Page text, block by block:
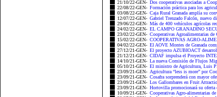
21/10/22-GEN- Dos cooperativas asociadas a
22/08/22-GEN- Formación práctica para los
03/08/22-GEN- Caja Rural Granada amplía su
12/07/22-GEN- Gabriel Trenzado Falcón, nuevo
29/06/22-GEN- Más de 400 vehículos agrícolas
24/02/22-GEN- EL CAMPO GRANADINO
23/02/22-GEN- Cooperativas Agroalimentarias de
15/02/22-GEN- COOPERATIVAS AGRO-
04/02/22-GEN- El AOVE Montes de Granada
27/12/21-GEN- El proyecto AZUBIOACT
21/12/21-GEN- CIDAF impulsa el Proyecto
14/10/21-GEN- La nueva Comisión de Flujos
05/10/21-GEN- El ministro de Agricultura, Luis
23/09/21-GEN- Agricultura “less is more” por
23/09/21-GEN- Cosafra sorprenderá con mayor
23/09/21-GEN- Los Gallombares en Fruit
23/09/21-GEN- Hortovilla promocionará su oferta
10/09/21-GEN- Cooperativas Agro-alimentarias